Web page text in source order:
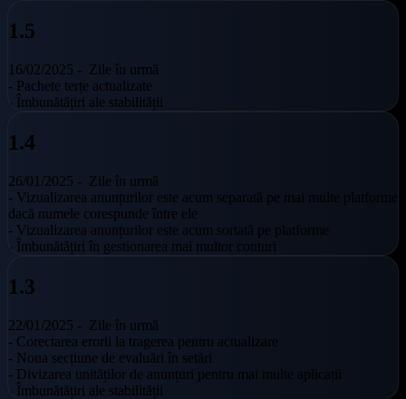
1.5
16/02/2025 - Zile în urmă
- Pachete terțe actualizate
- Îmbunătățiri ale stabilității
1.4
26/01/2025 - Zile în urmă
- Vizualizarea anunțurilor este acum separată pe mai multe platforme
dacă numele corespunde între ele
- Vizualizarea anunțurilor este acum sortată pe platforme
- Îmbunătățiri în gestionarea mai multor conturi
1.3
22/01/2025 - Zile în urmă
- Corectarea erorii la tragerea pentru actualizare
- Noua secțiune de evaluări în setări
- Divizarea unităților de anunțuri pentru mai multe aplicații
- Îmbunătățiri ale stabilității